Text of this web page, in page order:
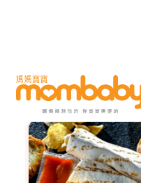
健康百寶箱